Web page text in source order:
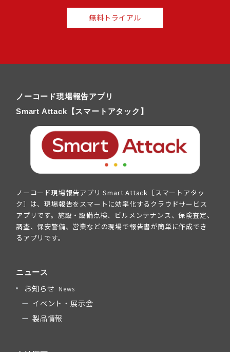
無料トライアル
ノーコード現場報告アプリ
Smart Attack【スマートアタック】
ノーコード現場報告アプリ Smart Attack［スマートアタッ
ク］は、現場報告をスマートに効率化するクラウドサービス
アプリです。施設・設備点検、ビルメンテナンス、保険査定、
調査、保安警備、営業などの現場で報告書が簡単に作成でき
るアプリです。
ニュース
お知らせ News
イベント・展示会
製品情報